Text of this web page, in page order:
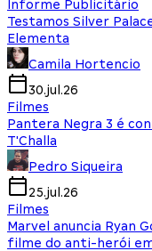
Informe Publicitário
Testamos Silver
Elementa
Camila Hortencio
30.jul.26
Filmes
Pantera Negra 3 é
T'Challa
Pedro Siqueira
25.jul.26
Filmes
Marvel anuncia Ryan
filme do anti-herói